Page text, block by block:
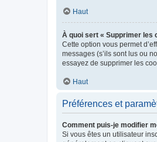
Haut
À quoi sert « Supprimer les
Cette option vous permet
messages (s’ils sont lus ou
essayez de supprimer les
Haut
Préférences et
Comment puis-je modifier
Si vous êtes un utilisateur